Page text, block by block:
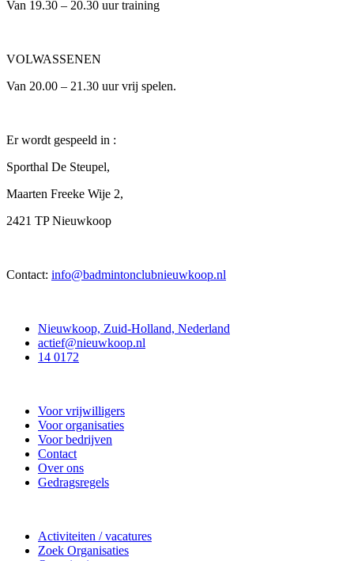
Van 19.30 – 20.30 uur training
VOLWASSENEN
Van 20.00 – 21.30 uur vrij spelen.
Er wordt gespeeld in :
Sporthal De Steupel,
Maarten Freeke Wije 2,
2421 TP Nieuwkoop
Contact: info@badmintonclubnieuwkoop.nl
Nieuwkoop, Zuid-Holland, Nederland
actief@nieuwkoop.nl
14 0172
Voor vrijwilligers
Voor organisaties
Voor bedrijven
Contact
Over ons
Gedragsregels
Activiteiten / vacatures
Zoek Organisaties